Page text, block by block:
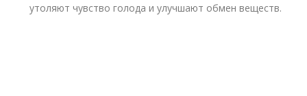
утоляют чувство голода и улучшают обмен веществ.